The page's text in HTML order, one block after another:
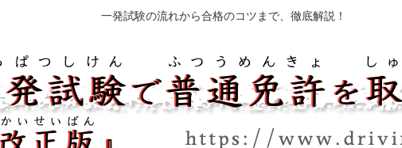
一発試験の流れから合格のコツまで、徹底解説！